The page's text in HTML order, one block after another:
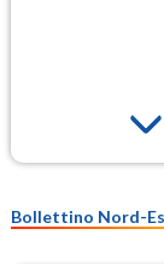
Bollettino Nord-